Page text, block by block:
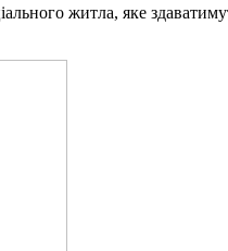
житла, яке